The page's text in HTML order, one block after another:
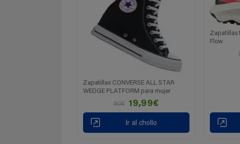
Zapatillas CONVERSE ALL STAR
WEDGE PLATFORM para mujer
90€
19,99€
Ir al chollo
Zapatillas
Flow